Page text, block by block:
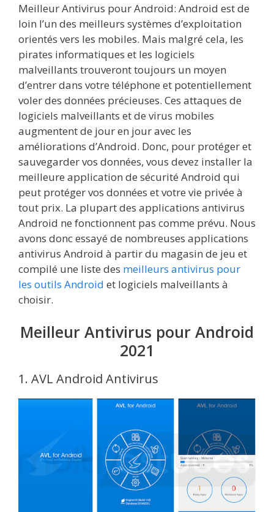
Meilleur Antivirus pour Android: Android est de
loin l’un des meilleurs systèmes d’exploitation
orientés vers les mobiles. Mais malgré cela, les
pirates informatiques et les logiciels
malveillants trouveront toujours un moyen
d’entrer dans votre téléphone et potentiellement
voler des données précieuses. Ces attaques de
logiciels malveillants et de virus mobiles
augmentent de jour en jour avec les
améliorations d’Android. Donc, pour protéger et
sauvegarder vos données, vous devez installer la
meilleure application de sécurité Android qui
peut protéger vos données et votre vie privée à
tout prix. La plupart des applications antivirus
Android ne fonctionnent pas comme prévu. Nous
avons donc essayé de nombreuses applications
antivirus Android à partir du magasin de jeu et
compilé une liste des meilleurs antivirus pour
les outils Android et logiciels malveillants à
choisir.
Meilleur Antivirus pour Android
2021
1. AVL Android Antivirus